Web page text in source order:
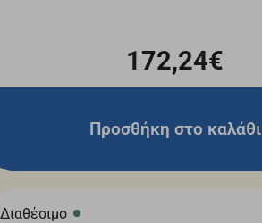
172,24€
Προσθήκη στο καλάθι
Διαθέσιμο